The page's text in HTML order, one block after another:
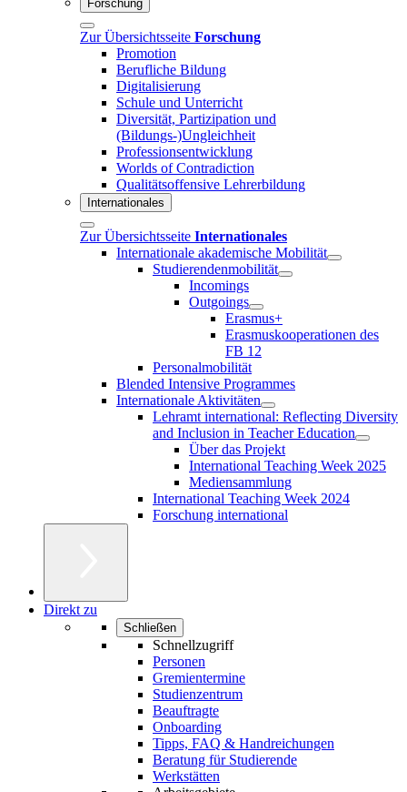
Forschung
Zur Übersichtsseite Forschung
Promotion
Berufliche Bildung
Digitalisierung
Schule und Unterricht
Diversität, Partizipation und
(Bildungs-)Ungleichheit
Professionsentwicklung
Worlds of Contradiction
Qualitätsoffensive Lehrerbildung
Internationales
Zur Übersichtsseite Internationales
Internationale akademische Mobilität
Studierendenmobilität
Incomings
Outgoings
Erasmus+
Erasmuskooperationen des
FB 12
Personalmobilität
Blended Intensive Programmes
Internationale Aktivitäten
Lehramt international: Reflecting Diversity
and Inclusion in Teacher Education
Über das Projekt
International Teaching Week 2025
Mediensammlung
International Teaching Week 2024
Forschung international
Direkt zu
Schließen
Schnellzugriff
Personen
Gremientermine
Studienzentrum
Beauftragte
Onboarding
Tipps, FAQ & Handreichungen
Beratung für Studierende
Werkstätten